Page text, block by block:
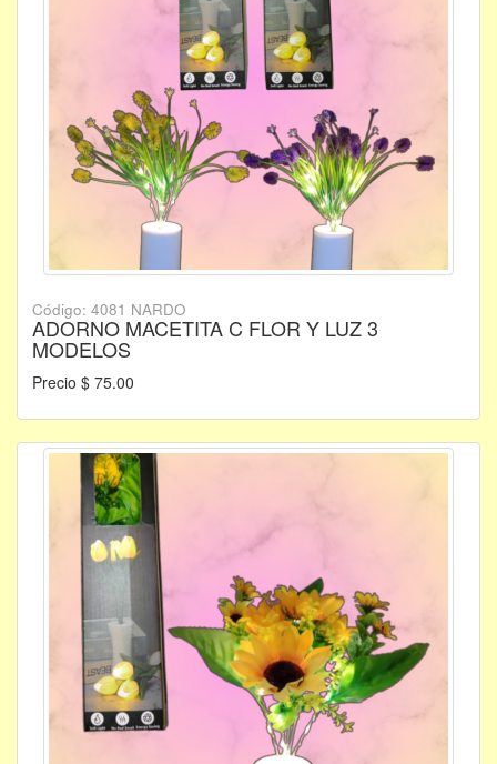
Código: 4081 NARDO
ADORNO MACETITA C FLOR Y LUZ 3
MODELOS
Precio $ 75.00